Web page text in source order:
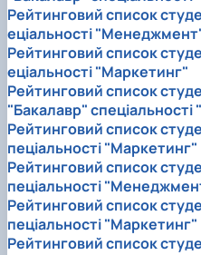
Рейтинговий список
еціальності
Рейтинговий список
еціальності "Маркетинг"
Рейтинговий список
"Бакалавр"
Рейтинговий список
пеціальності "Маркетинг"
Рейтинговий список
пеціальності
Рейтинговий список
пеціальності "Маркетинг"
Рейтинговий список